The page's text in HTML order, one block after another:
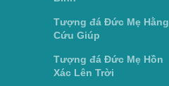
Tượng đá Đức Mẹ Hằng
Cứu Giúp
Tượng đá Đức Mẹ Hồn
Xác Lên Trời